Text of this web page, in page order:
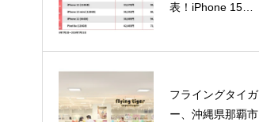
表！iPhone 15が
フライングタイガ
ー、沖縄県那覇市